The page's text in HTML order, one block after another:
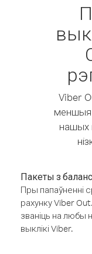
Viber
меншыя
нашых
Пакеты з
Пры папаўненні
рахунку Viber
званіць на любы
выклікі Viber.